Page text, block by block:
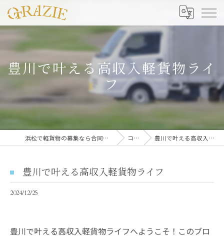
豊川で叶える高収入軽貨物ライ
フ
浜松で軽貨物の募集なら合同会社グラッツェ運送 コラム 豊川で叶える高収入軽貨物ライフ
豊川で叶える高収入軽貨物ライフ
2024/12/25
豊川で叶える高収入軽貨物ライフへようこそ！このブロ